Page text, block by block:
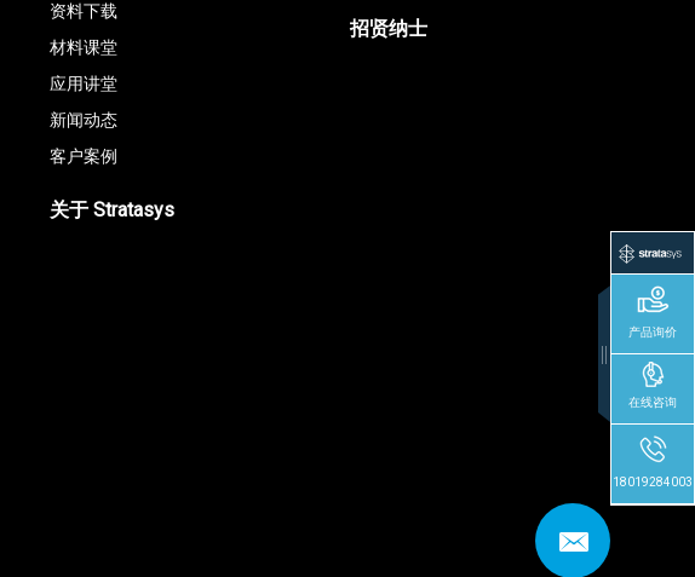
资料下载
材料课堂
应用讲堂
新闻动态
客户案例
关于 Stratasys
招贤纳士
产品询价
在线咨询
18019284003